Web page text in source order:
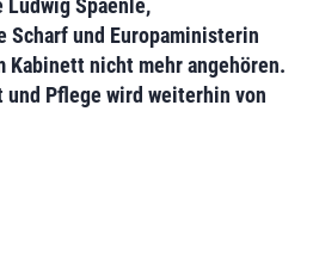
Ludwig Spaenle,
Scharfund Europaministerin
Kabinett nicht mehr angehören.
und Pflege wird weiterhin von